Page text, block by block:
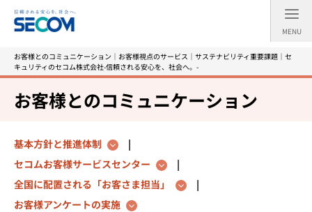
MENU
お客様とのコミュニケーション｜お客様視点のサービス｜サステナビリティ重要課題｜セ
キュリティのセコム株式会社-信頼される安心を、社会へ。-
お客様とのコミュニケーション
基本方針と推進体制
セコムお客様サービスセンター
全国に配置される「お客さま担当」
お客様アンケートの実施